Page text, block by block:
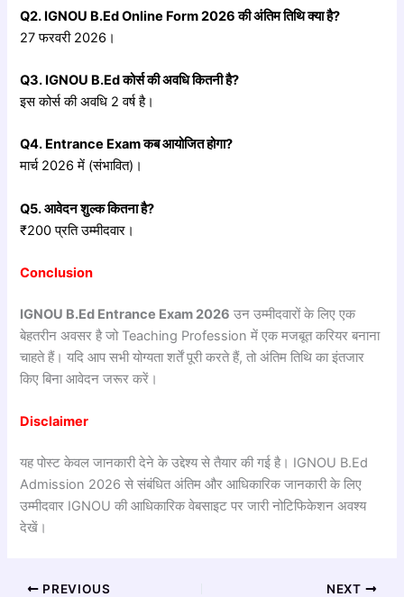
Q2. IGNOU B.Ed Online Form 2026कीअंतिमतिथिक्याहै?
27 फरवरी 2026।
Q3. IGNOU B.Edकोर्सकीअवधिकितनीहै?
इस कोर्स की अवधि 2 वर्ष है।
Q4. Entrance Examकबआयोजितहोगा?
मार्च 2026 में (संभावित)।
Q5.आवेदनशुल्ककितनाहै?
₹200 प्रति उम्मीदवार।
Conclusion
IGNOU B.Ed Entrance Exam 2026 उन उम्मीदवारों के लिए एक
बेहतरीन अवसर है जो Teaching Profession में एक मजबूत करियर बनाना
चाहते हैं। यदि आप सभी योग्यता शर्तें पूरी करते हैं, तो अंतिम तिथि का इंतजार
किए बिना आवेदन जरूर करें।
Disclaimer
यह पोस्ट केवल जानकारी देने के उद्देश्य से तैयार की गई है। IGNOU B.Ed
Admission 2026 से संबंधित अंतिम और आधिकारिक जानकारी के लिए
उम्मीदवार IGNOU की आधिकारिक वेबसाइट पर जारी नोटिफिकेशन अवश्य
देखें।
PREVIOUS NEXT